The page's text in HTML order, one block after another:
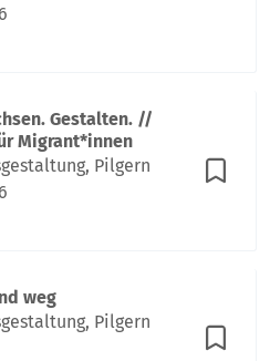
Gestalten. //
Migrant*innen
Pilgern
weg
Pilgern